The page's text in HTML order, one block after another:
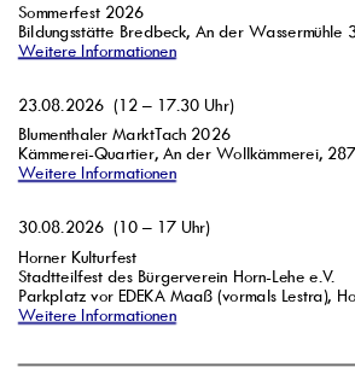
Sommerfest 2026
Bildungsstätte Bredbeck, An der
Weitere Informationen
23.08.2026 (12 – 17.30 Uhr)
Blumenthaler MarktTach 2026
Kämmerei-Quartier, An der Wollkämmerei,
Weitere Informationen
30.08.2026 (10 – 17 Uhr)
Horner Kulturfest
Stadtteilfest des Bürgerverein Horn-Lehe e.V.
Parkplatz vor EDEKA Maaß (vormals Lestra),
Weitere Informationen